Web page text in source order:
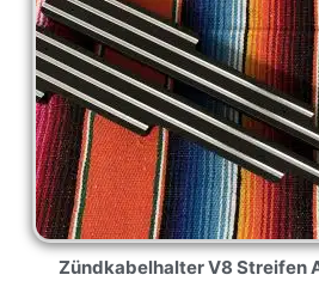
Zündkabelhalter V8 Streifen